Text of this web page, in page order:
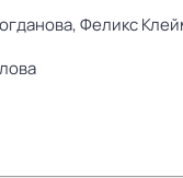
Феликс